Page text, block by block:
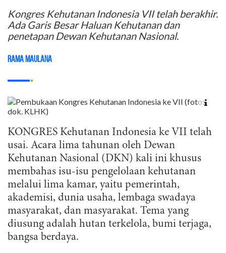
Kongres Kehutanan Indonesia VII telah berakhir.
Ada Garis Besar Haluan Kehutanan dan
penetapan Dewan Kehutanan Nasional.
Rama Maulana
KONGRES Kehutanan Indonesia ke VII telah
usai. Acara lima tahunan oleh Dewan
Kehutanan Nasional (DKN) kali ini khusus
membahas isu-isu pengelolaan kehutanan
melalui lima kamar, yaitu pemerintah,
akademisi, dunia usaha, lembaga swadaya
masyarakat, dan masyarakat. Tema yang
diusung adalah hutan terkelola, bumi terjaga,
bangsa berdaya.